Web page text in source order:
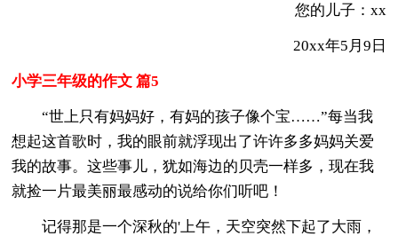
您的儿子：xx
20xx年5月9日
小学三年级的作文 篇5
“世上只有妈妈好，有妈的孩子像个宝……”每当我
想起这首歌时，我的眼前就浮现出了许许多多妈妈关爱
我的故事。这些事儿，犹如海边的贝壳一样多，现在我
就捡一片最美丽最感动的说给你们听吧！
记得那是一个深秋的'上午，天空突然下起了大雨，